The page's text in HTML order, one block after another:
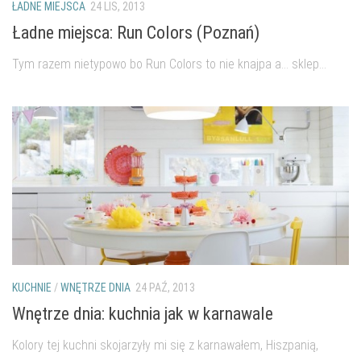
ŁADNE MIEJSCA 24 LIS, 2013
Ładne miejsca: Run Colors (Poznań)
Tym razem nietypowo bo Run Colors to nie knajpa a… sklep...
KUCHNIE /WNĘTRZE DNIA 24 PAŹ, 2013
Wnętrze dnia: kuchnia jak w karnawale
Kolory tej kuchni skojarzyły mi się z karnawałem, Hiszpanią,